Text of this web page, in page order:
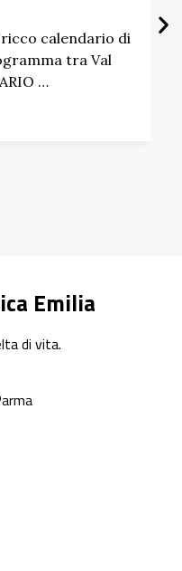
Scipione dei
Pallavicino
Scopri i profumi
Emilia
di vita.